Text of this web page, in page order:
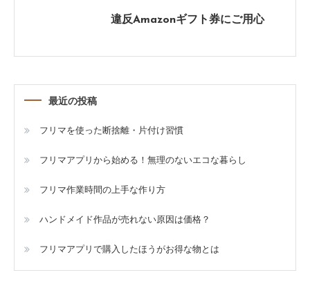
違反Amazonギフト券にご用心
最近の投稿
フリマを使った断捨離・片付け習慣
フリマアプリから始める！無理のないエコな暮らし
フリマ作業時間の上手な作り方
ハンドメイド作品が売れない原因は価格？
フリマアプリで購入したほうがお得な物とは